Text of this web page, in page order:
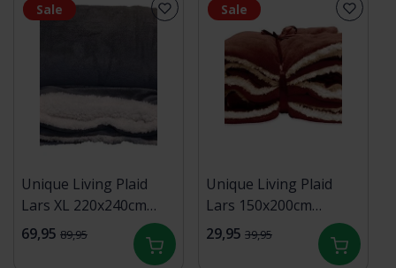
Sale
Unique Living Plaid
Lars XL 220x240cm
antraciet
69,95 89,95
Sale
Unique Living Plaid
Lars 150x200cm
marsala
29,95 39,95